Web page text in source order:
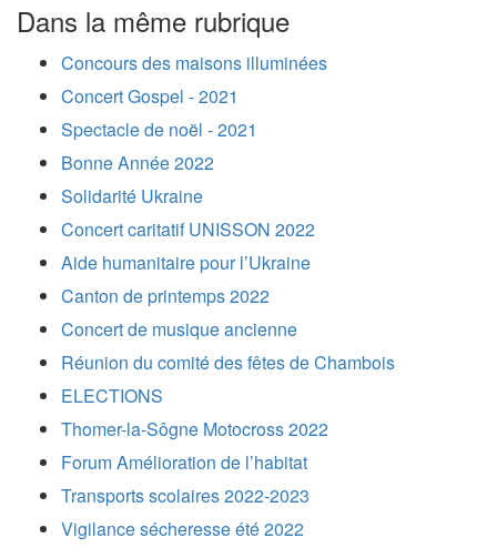
Dans la même rubrique
Concours des maisons illuminées
Concert Gospel - 2021
Spectacle de noël - 2021
Bonne Année 2022
Solidarité Ukraine
Concert caritatif UNISSON 2022
Aide humanitaire pour l’Ukraine
Canton de printemps 2022
Concert de musique ancienne
Réunion du comité des fêtes de Chambois
ELECTIONS
Thomer-la-Sôgne Motocross 2022
Forum Amélioration de l’habitat
Transports scolaires 2022-2023
Vigilance sécheresse été 2022